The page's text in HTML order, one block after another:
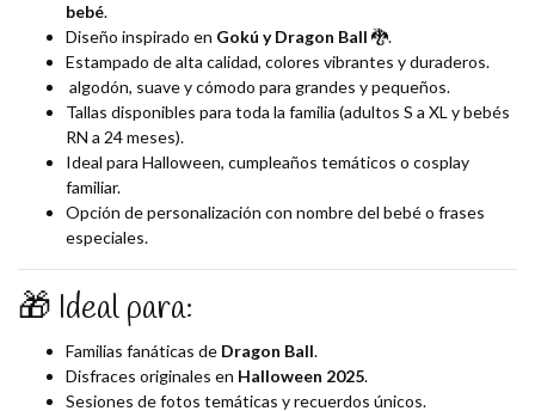
bebé.
Diseño inspirado en Gokú y Dragon Ball 🐉.
Estampado de alta calidad, colores vibrantes y duraderos.
algodón, suave y cómodo para grandes y pequeños.
Tallas disponibles para toda la familia (adultos S a XL y bebés
RN a 24 meses).
Ideal para Halloween, cumpleaños temáticos o cosplay
familiar.
Opción de personalización con nombre del bebé o frases
especiales.
🎁 Ideal para:
Familias fanáticas de Dragon Ball.
Disfraces originales en Halloween 2025.
Sesiones de fotos temáticas y recuerdos únicos.